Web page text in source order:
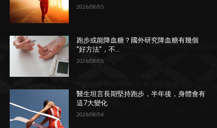
2026/08/05
跑步或能降血糖？國外研究降血糖有幾個
“好方法”，不...
2026/08/05
醫生坦言長期堅持跑步，半年後，身體會有
這7大變化
2026/08/04